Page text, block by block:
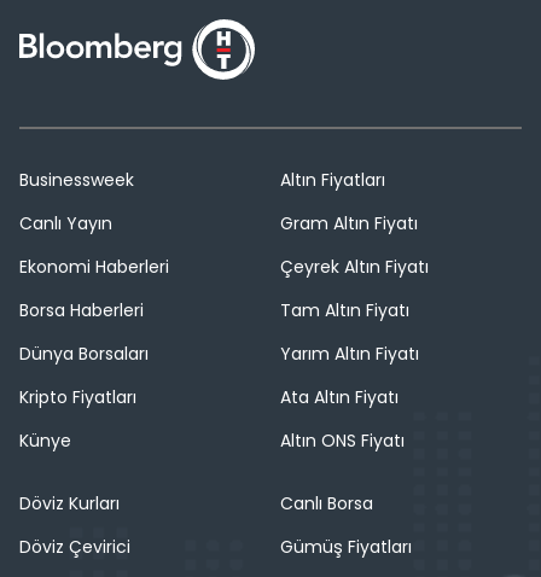
Businessweek
Canlı Yayın
Ekonomi Haberleri
Borsa Haberleri
Dünya Borsaları
Kripto Fiyatları
Künye
Altın Fiyatları
Gram Altın Fiyatı
Çeyrek Altın Fiyatı
Tam Altın Fiyatı
Yarım Altın Fiyatı
Ata Altın Fiyatı
Altın ONS Fiyatı
Döviz Kurları
Döviz Çevirici
Canlı Borsa
Gümüş Fiyatları